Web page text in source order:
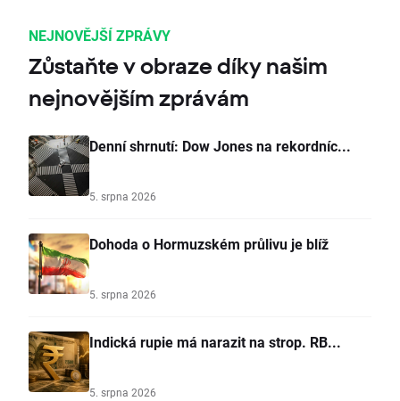
NEJNOVĚJŠÍ ZPRÁVY
Zůstaňte v obraze díky našim
nejnovějším zprávám
Denní shrnutí: Dow Jones na rekordníc...
5. srpna 2026
Dohoda o Hormuzském průlivu je blíž
5. srpna 2026
Indická rupie má narazit na strop. RB...
5. srpna 2026